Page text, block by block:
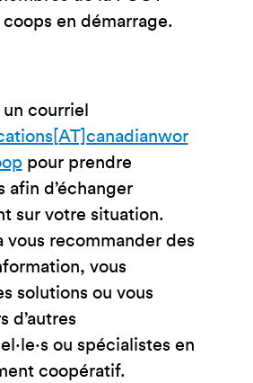
coops en démarrage.
courriel
pour prendre
afin d’échanger
sur votre situation.
vous recommander des
vous
solutions ou vous
d’autres
ou spécialistes en
coopératif.